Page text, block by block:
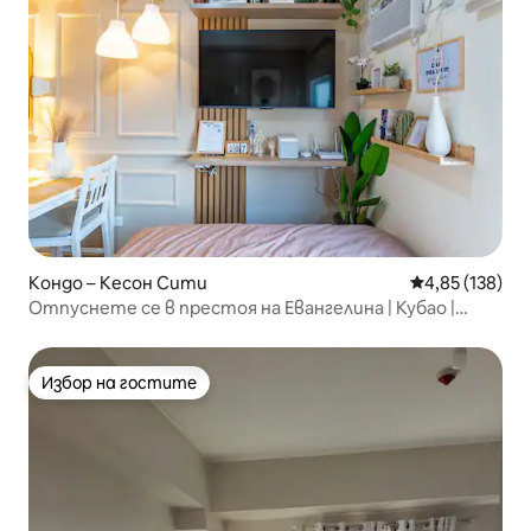
Кондо – Кесон Сити Средна
4,85 (138)
Отпуснете се в престоя на Евангелина | Кубао |
Избор на гостите
Избор на гостите